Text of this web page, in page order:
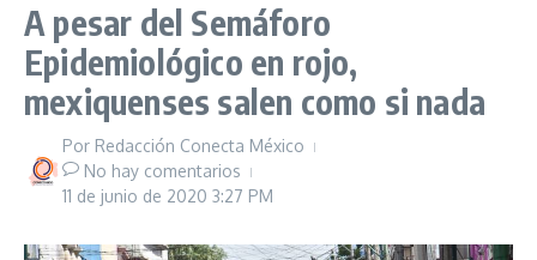
A pesar del Semáforo
Epidemiológico en rojo,
mexiquenses salen como si nada
Por Redacción Conecta México
No hay comentarios
11 de junio de 2020 3:27 PM